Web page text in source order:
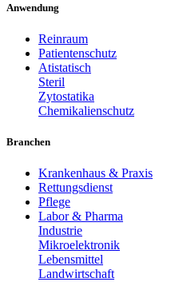
Anwendung
Reinraum
Patientenschutz
Atistatisch
Steril
Zytostatika
Chemikalienschutz
Branchen
Krankenhaus & Praxis
Rettungsdienst
Pflege
Labor & Pharma
Industrie
Mikroelektronik
Lebensmittel
Landwirtschaft